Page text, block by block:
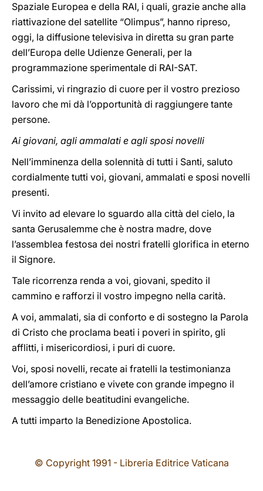
Spaziale Europea e della RAI, i quali, grazie anche alla
riattivazione del satellite “Olimpus”, hanno ripreso,
oggi, la diffusione televisiva in diretta su gran parte
dell’Europa delle Udienze Generali, per la
programmazione sperimentale di RAI-SAT.
Carissimi, vi ringrazio di cuore per il vostro prezioso
lavoro che mi dà l’opportunità di raggiungere tante
persone.
Ai giovani, agli ammalati e agli sposi novelli
Nell’imminenza della solennità di tutti i Santi, saluto
cordialmente tutti voi, giovani, ammalati e sposi novelli
presenti.
Vi invito ad elevare lo sguardo alla città del cielo, la
santa Gerusalemme che è nostra madre, dove
l’assemblea festosa dei nostri fratelli glorifica in eterno
il Signore.
Tale ricorrenza renda a voi, giovani, spedito il
cammino e rafforzi il vostro impegno nella carità.
A voi, ammalati, sia di conforto e di sostegno la Parola
di Cristo che proclama beati i poveri in spirito, gli
afflitti, i misericordiosi, i puri di cuore.
Voi, sposi novelli, recate ai fratelli la testimonianza
dell’amore cristiano e vivete con grande impegno il
messaggio delle beatitudini evangeliche.
A tutti imparto la Benedizione Apostolica.
© Copyright 1991 - Libreria Editrice Vaticana